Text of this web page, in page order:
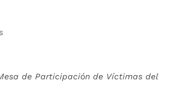
de Participación de Víctimas del